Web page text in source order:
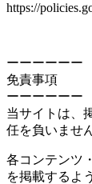
https://
ーーーーーー
免責事項
ーーーーーー
当サイトは、
任を負いませ
各コンテンツ
を掲載するよ